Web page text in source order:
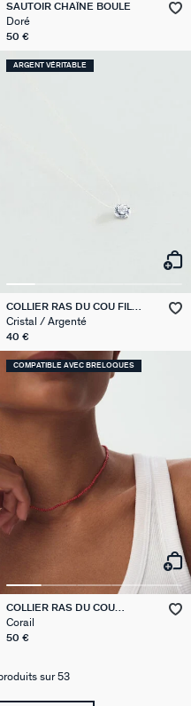
SAUTOIR CHAÎNE BOULE
Doré
50 €
ARGENT VÉRITABLE
COLLIER RAS DU COU FIL
MAGIQUE
Cristal / Argenté
40 €
COMPATIBLE AVEC BRELOQUES
COLLIER RAS DU COU
PIERRES NATURELLES
Corail
50 €
sur 53